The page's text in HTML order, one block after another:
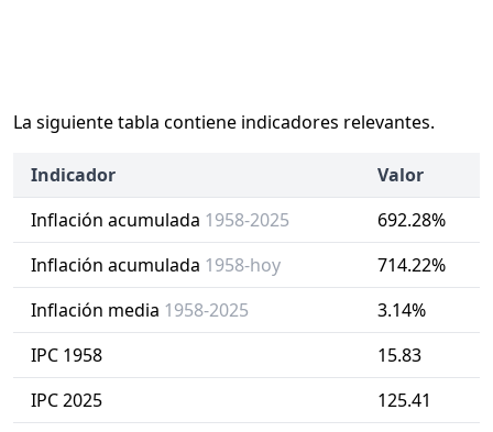
La siguiente tabla contiene indicadores relevantes.
Indicador
Valor
Inflación acumulada 1958-2025
692.28%
Inflación acumulada 1958-hoy
714.22%
Inflación media 1958-2025
3.14%
IPC 1958
15.83
IPC 2025
125.41